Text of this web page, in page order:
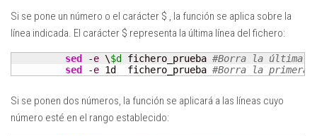
Si se pone un número o el carácter $ , la función se aplica sobre la
línea indicada. El carácter $ representa la última línea del fichero:
sed -e \$d fichero_prueba #Borra la última
sed
-e 1d  fichero_prueba #Borra la primera
Si se ponen dos números, la función se aplicará a las líneas cuyo
número esté en el rango establecido: